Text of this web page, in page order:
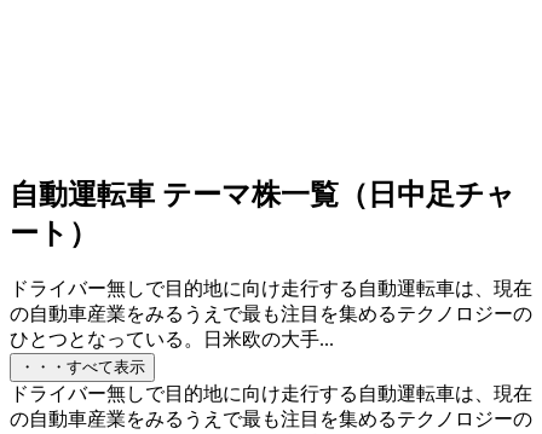
自動運転車 テーマ株一覧（日中足チャ
ート）
ドライバー無しで目的地に向け走行する自動運転車は、現在
の自動車産業をみるうえで最も注目を集めるテクノロジーの
ひとつとなっている。日米欧の大手...
・・・すべて表示
ドライバー無しで目的地に向け走行する自動運転車は、現在
の自動車産業をみるうえで最も注目を集めるテクノロジーの